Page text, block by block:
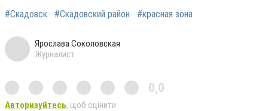
#Скадовск #Скадовский район #красная зона
Ярослава Соколовская
Журналист
0,0
Авторизуйтесь, щоб оцінити